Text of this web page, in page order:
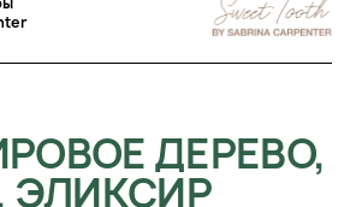
ДЕРЕВО,
ЭЛИКСИР